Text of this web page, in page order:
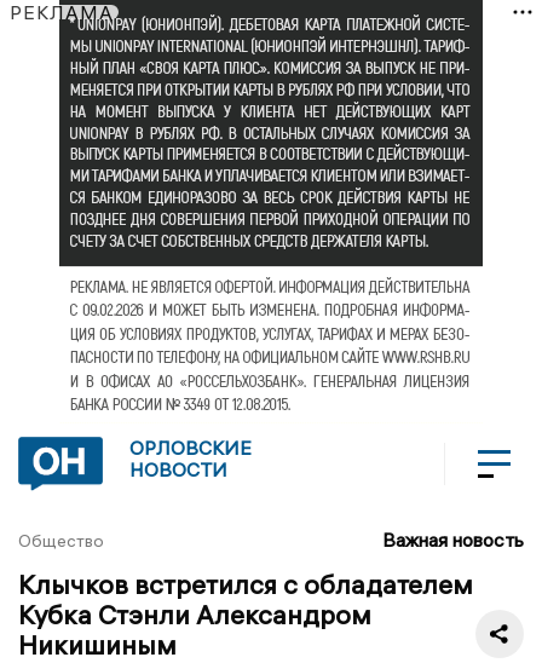
РЕКЛАМА
ОРЛОВСКИЕ
НОВОСТИ
Общество Важная новость
Клычков встретился с обладателем
Кубка Стэнли Александром
Никишиным